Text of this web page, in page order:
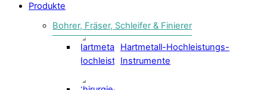
Produkte
Bohrer, Fräser, Schleifer & Finierer
Hartmetall-Hochleistungs-
Instrumente